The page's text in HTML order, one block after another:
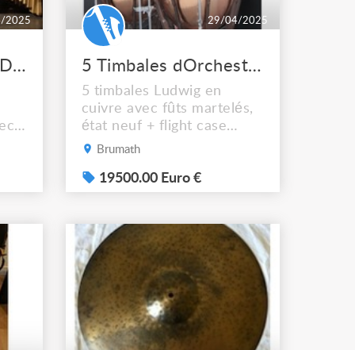
2025
Marimba CONCORDE 8001 45 octave
29/04/2025
5 Timbales dOrchestre LUDWIG en cuivre fûts martelés
5 timbales Ludwig en
cuivre avec fûts martelés,
état neuf + flight case
(équivalentes aux timbales
martelé parabolique) Jeu
de 5 timbales neuves : 22
€ et 4 flight case "Rhythms
et sons" offerts
Brumath
19500.00 Euro €